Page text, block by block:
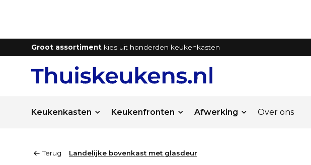
Groot assortiment kies uit honderden keukenkasten
Keukenkasten Keukenfronten Afwerking Over ons
Terug Landelijke bovenkast met glasdeur